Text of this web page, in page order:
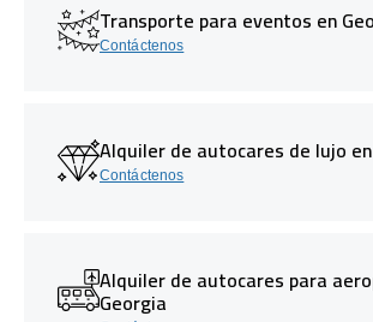
Transporte para eventos en
Contáctenos
Alquiler de autocares de lujo
Contáctenos
Alquiler de autocares para
Georgia